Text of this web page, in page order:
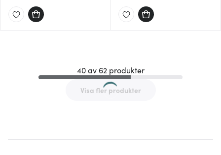
40 av 62 produkter
Visa fler produkter